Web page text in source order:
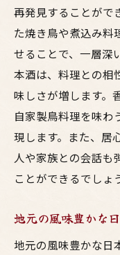
再発見することがで
た焼き鳥や煮込み料
せることで、一層深
本酒は、料理との相
味しさが増します。
自家製鳥料理を味わ
現します。また、居
人や家族との会話も
ことができるでしょ
地元の風味豊かな
地元の風味豊かな日